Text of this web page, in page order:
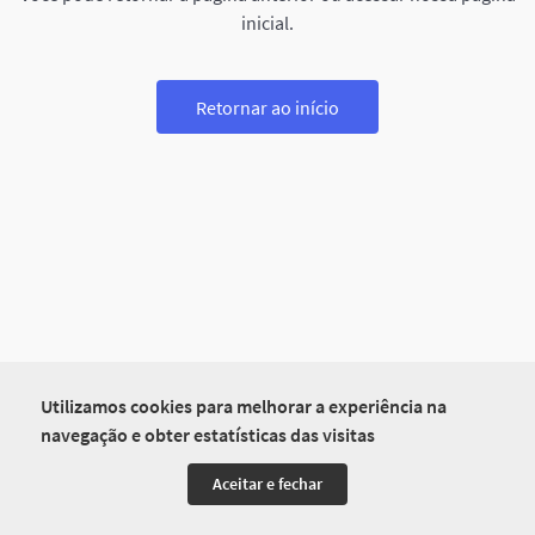
Utilizamos cookies para melhorar a experiência na
navegação e obter estatísticas das visitas
Aceitar e fechar
inicial.
Retornar ao início